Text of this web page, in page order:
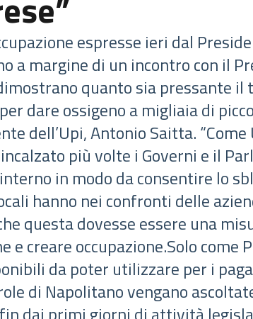
espresse ieri dal
a margine di un incontro con il
quanto sia pressante
dare ossigeno a migliaia di
dell’Upi, Antonio Saitta.
più volte i Governi e il
in modo da consentire lo
hanno nei confronti delle
questa dovesse essere una
e creare occupazione.Solo
da poter utilizzare per i
di Napolitano vengano